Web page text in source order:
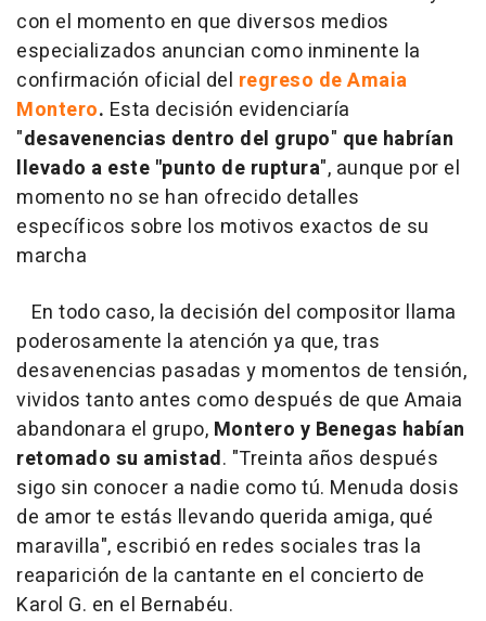
con el momento en que diversos medios
especializados anuncian como inminente la
confirmación oficial del regreso de Amaia
Montero. Esta decisión evidenciaría
"desavenencias dentro del grupo" que habrían
llevado a este "punto de ruptura", aunque por el
momento no se han ofrecido detalles
específicos sobre los motivos exactos de su
marcha
En todo caso, la decisión del compositor llama
poderosamente la atención ya que, tras
desavenencias pasadas y momentos de tensión,
vividos tanto antes como después de que Amaia
abandonara el grupo, Montero y Benegas habían
retomado su amistad. "Treinta años después
sigo sin conocer a nadie como tú. Menuda dosis
de amor te estás llevando querida amiga, qué
maravilla", escribió en redes sociales tras la
reaparición de la cantante en el concierto de
Karol G. en el Bernabéu.